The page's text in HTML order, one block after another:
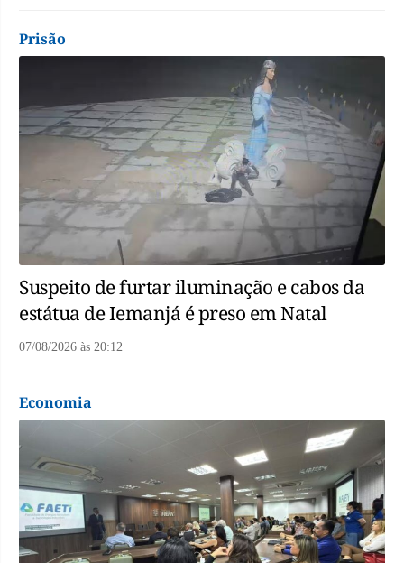
Prisão
Suspeito de furtar iluminação e cabos da
estátua de Iemanjá é preso em Natal
07/08/2026 às 20:12
Economia